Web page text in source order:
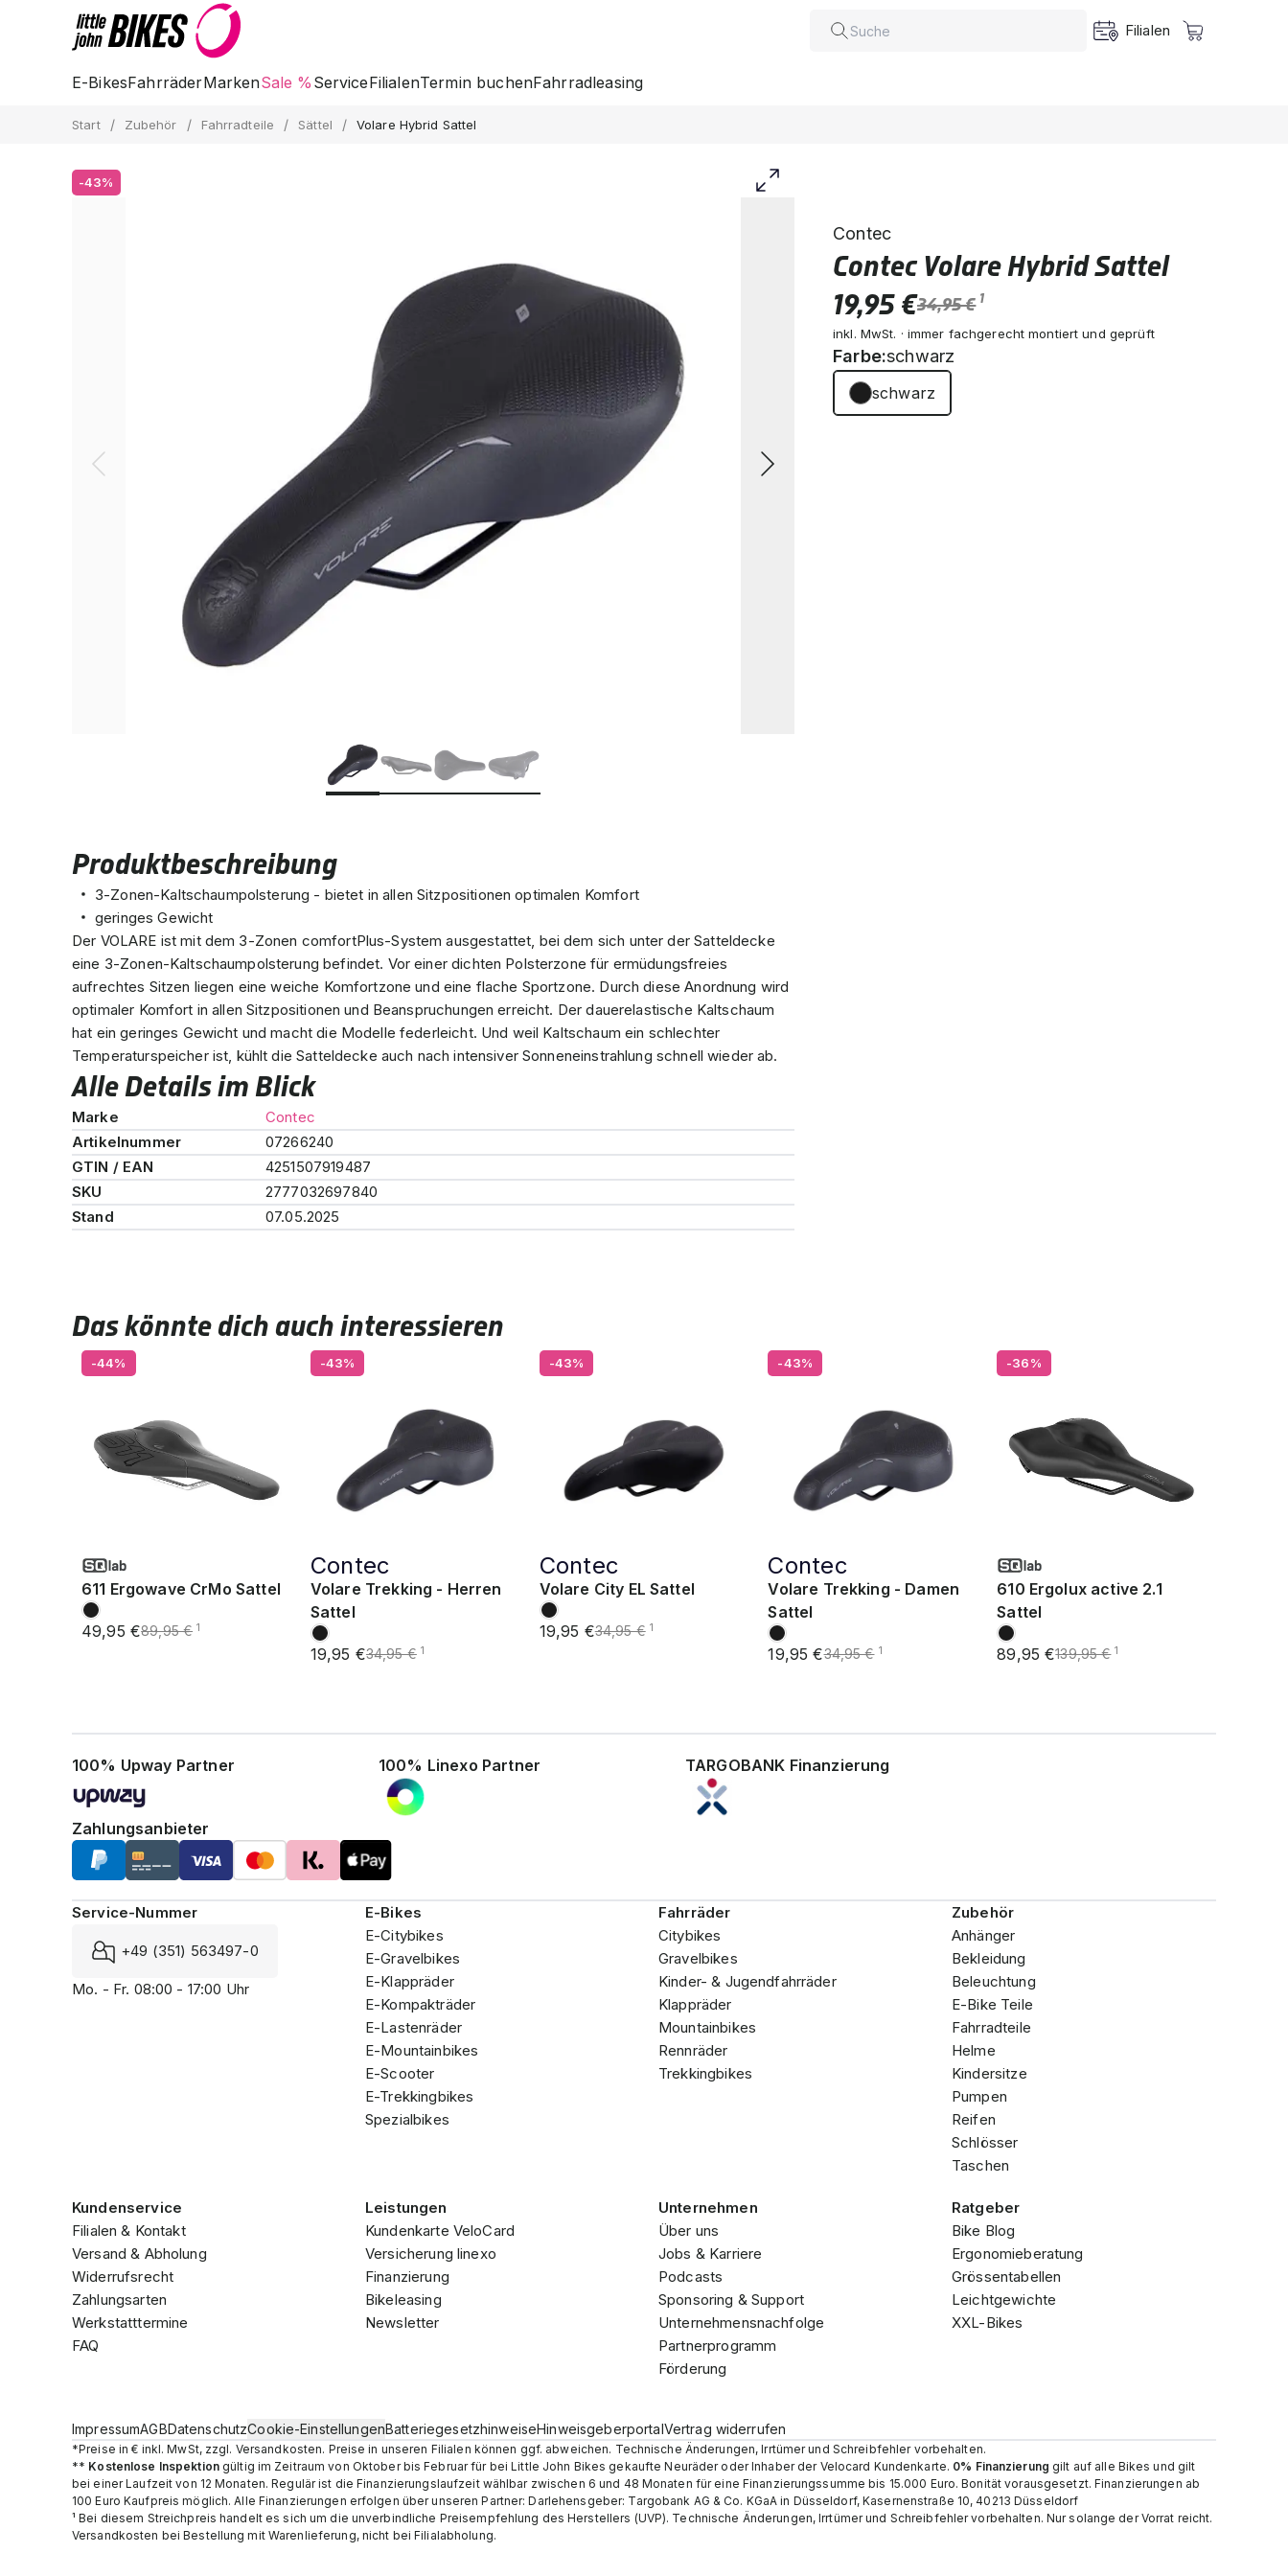
Filialen
E-BikesFahrräderMarkenSale % ServiceFilialenTermin buchenFahrradleasing
Start / Zubehör / Fahrradteile / Sättel / Volare Hybrid Sattel
-43%
Produktbeschreibung
3-Zonen-Kaltschaumpolsterung - bietet in allen Sitzpositionen optimalen Komfort
geringes Gewicht
Der VOLARE ist mit dem 3-Zonen comfortPlus-System ausgestattet, bei dem sich unter der Satteldecke
eine 3-Zonen-Kaltschaumpolsterung befindet. Vor einer dichten Polsterzone für ermüdungsfreies
aufrechtes Sitzen liegen eine weiche Komfortzone und eine flache Sportzone. Durch diese Anordnung wird
optimaler Komfort in allen Sitzpositionen und Beanspruchungen erreicht. Der dauerelastische Kaltschaum
hat ein geringes Gewicht und macht die Modelle federleicht. Und weil Kaltschaum ein schlechter
Temperaturspeicher ist, kühlt die Satteldecke auch nach intensiver Sonneneinstrahlung schnell wieder ab.
Alle Details im Blick
Marke
Contec
Artikelnummer
07266240
GTIN / EAN
4251507919487
SKU
2777032697840
Stand
07.05.2025
Contec
Contec Volare Hybrid Sattel
19,95 €34,95 € 1
inkl. MwSt. · immer fachgerecht montiert und geprüft
Farbe:schwarz
schwarz
Das könnte dich auch interessieren
-44%
611 Ergowave CrMo Sattel
49,95 €89,95 € 1
-43%
Contec
Volare Trekking - Herren
Sattel
19,95 €34,95 € 1
-43%
Contec
Volare City EL Sattel
19,95 €34,95 € 1
-43%
Contec
Volare Trekking - Damen
Sattel
19,95 €34,95 € 1
-36%
610 Ergolux active 2.1
Sattel
89,95 €139,95 € 1
100% Upway Partner 100% Linexo Partner TARGOBANK Finanzierung
Zahlungsanbieter
Service-Nummer
+49 (351) 563497-0
Mo. - Fr. 08:00 - 17:00 Uhr
E-Bikes
E-Citybikes
E-Gravelbikes
E-Klappräder
E-Kompakträder
E-Lastenräder
E-Mountainbikes
E-Scooter
E-Trekkingbikes
Spezialbikes
Fahrräder
Citybikes
Gravelbikes
Kinder- & Jugendfahrräder
Klappräder
Mountainbikes
Rennräder
Trekkingbikes
Zubehör
Anhänger
Bekleidung
Beleuchtung
E-Bike Teile
Fahrradteile
Helme
Kindersitze
Pumpen
Reifen
Schlösser
Taschen
Kundenservice
Filialen & Kontakt
Versand & Abholung
Widerrufsrecht
Zahlungsarten
Werkstatttermine
FAQ
Leistungen
Kundenkarte VeloCard
Versicherung linexo
Finanzierung
Bikeleasing
Newsletter
Unternehmen
Über uns
Jobs & Karriere
Podcasts
Sponsoring & Support
Unternehmensnachfolge
Partnerprogramm
Förderung
Ratgeber
Bike Blog
Ergonomieberatung
Grössentabellen
Leichtgewichte
XXL-Bikes
ImpressumAGBDatenschutzCookie-EinstellungenBatteriegesetzhinweiseHinweisgeberportalVertrag widerrufen
*Preise in € inkl. MwSt, zzgl. Versandkosten. Preise in unseren Filialen können ggf. abweichen. Technische Änderungen, Irrtümer und Schreibfehler vorbehalten.
** Kostenlose Inspektiongültig im Zeitraum von Oktober bis Februar für bei Little John Bikes gekaufte Neuräder oder Inhaber der Velocard Kundenkarte. 0% Finanzierung gilt auf alle Bikes und gilt
bei einer Laufzeit von 12 Monaten. Regulär ist die Finanzierungslaufzeit wählbar zwischen 6 und 48 Monaten für eine Finanzierungssumme bis 15.000 Euro. Bonität vorausgesetzt. Finanzierungen ab
100 Euro Kaufpreis möglich. Alle Finanzierungen erfolgen über unseren Partner: Darlehensgeber: Targobank AG & Co. KGaA in Düsseldorf, Kasernenstraße 10, 40213 Düsseldorf
¹ Bei diesem Streichpreis handelt es sich um die unverbindliche Preisempfehlung des Herstellers (UVP). Technische Änderungen, Irrtümer und Schreibfehler vorbehalten. Nur solange der Vorrat reicht.​
Versandkosten bei Bestellung mit Warenlieferung, nicht bei Filialabholung.